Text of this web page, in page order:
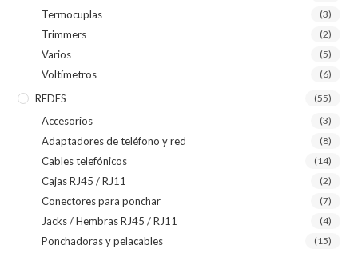
Termocuplas (3)
Trimmers (2)
Varios (5)
Voltímetros (6)
REDES (55)
Accesorios (3)
Adaptadores de teléfono y red (8)
Cables telefónicos (14)
Cajas RJ45 / RJ11 (2)
Conectores para ponchar (7)
Jacks / Hembras RJ45 / RJ11 (4)
Ponchadoras y pelacables (15)